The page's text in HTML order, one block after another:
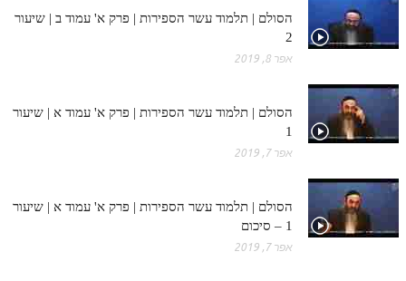
הסולם | תלמוד עשר הספירות | פרק א' עמוד ב | שיעור
2
אפר 8, 2019
הסולם | תלמוד עשר הספירות | פרק א' עמוד א | שיעור
1
אפר 7, 2019
הסולם | תלמוד עשר הספירות | פרק א' עמוד א | שיעור
1 – סיכום
אפר 7, 2019